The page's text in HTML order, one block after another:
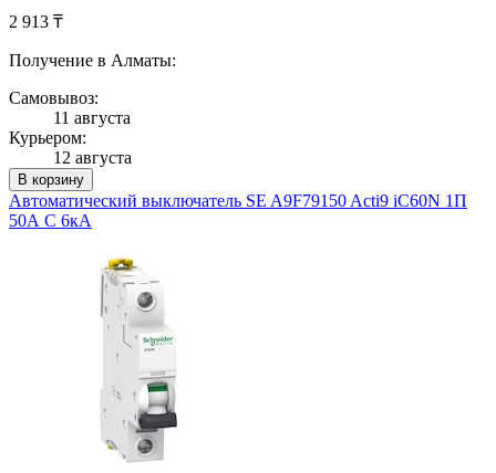
2 913 ₸
Получение в Алматы:
Самовывоз:
11 августа
Курьером:
12 августа
В корзину
Автоматический выключатель SE A9F79150 Acti9 iC60N 1П
50А C 6кА